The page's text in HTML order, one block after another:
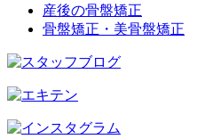
産後の骨盤矯正
骨盤矯正・美骨盤矯正